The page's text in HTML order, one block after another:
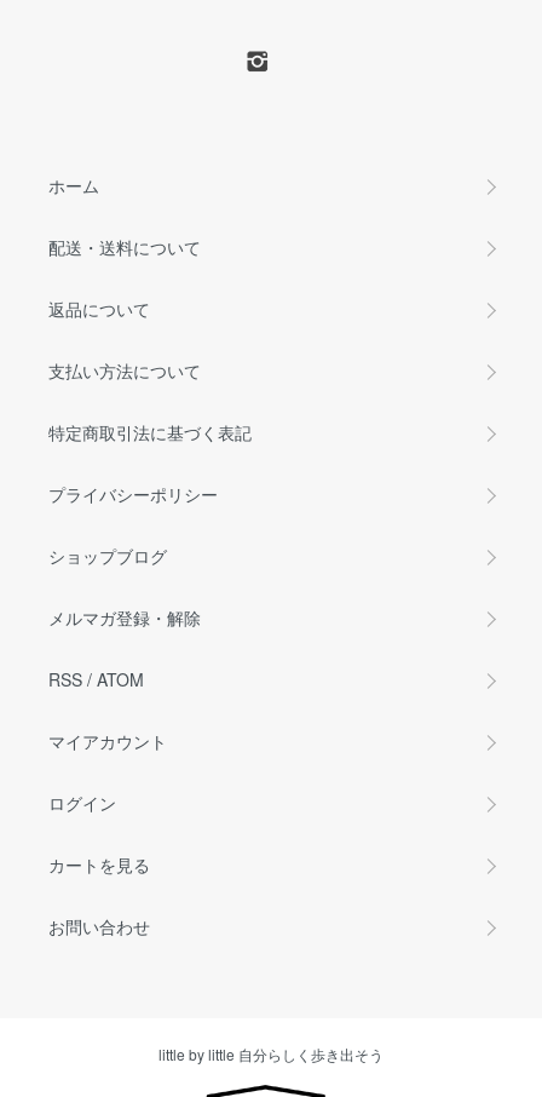
ホーム
配送・送料について
返品について
支払い方法について
特定商取引法に基づく表記
プライバシーポリシー
ショップブログ
メルマガ登録・解除
RSS / ATOM
マイアカウント
ログイン
カートを見る
お問い合わせ
little by little 自分らしく歩き出そう